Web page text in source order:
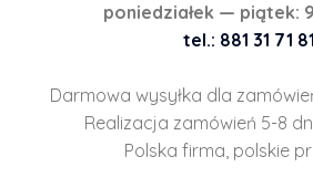
poniedziałek — piątek:
tel.: 881 31 71 81
Darmowa wysyłka dla
Realizacja zamówień 5-8
Polska firma, polskie